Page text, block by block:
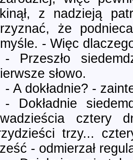
z nadzieją
że
- Więc
- Przeszło
słowo.
- A dokładnie? -
- Dokładnie
cztery
trzy...
- odmierzał